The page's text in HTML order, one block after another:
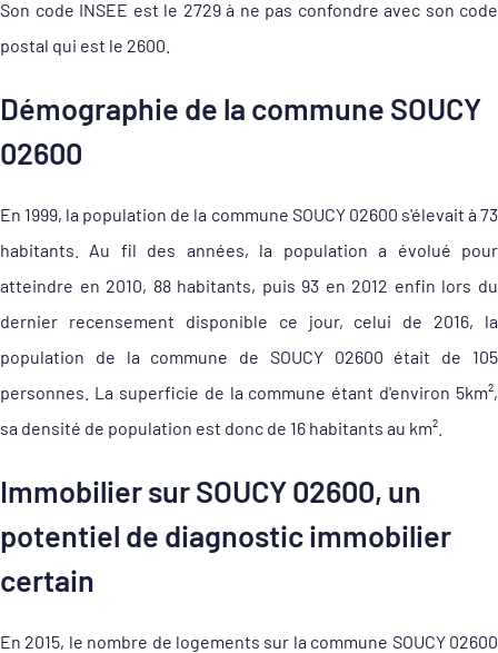
Son code INSEE est le 2729 à ne pas confondre avec son code
postal qui est le 2600.
Démographie de la commune SOUCY
02600
En 1999, la population de la commune SOUCY 02600 s'élevait à 73
habitants. Au fil des années, la population a évolué pour
atteindre en 2010, 88 habitants, puis 93 en 2012 enfin lors du
dernier recensement disponible ce jour, celui de 2016, la
population de la commune de SOUCY 02600 était de 105
personnes. La superficie de la commune étant d'environ 5km²,
sa densité de population est donc de 16 habitants au km².
Immobilier sur SOUCY 02600, un
potentiel de diagnostic immobilier
certain
En 2015, le nombre de logements sur la commune SOUCY 02600